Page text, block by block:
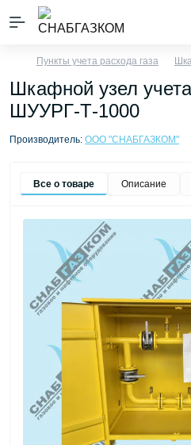
Пункты учета расхода газа
Шкафной узел
ШУУРГ-Т-1000
Производитель: ООО "СНАБГАЗКОМ"
Все о товаре Описание